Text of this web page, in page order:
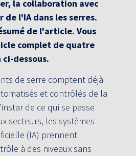
la collaboration avec
de l'IA dans les serres.
de l'article. Vous
complet de quatre
dessous.
de serre comptent déjà
et contrôlés de la
de ce qui se passe
secteurs, les systèmes
(IA) prennent
à des niveaux sans